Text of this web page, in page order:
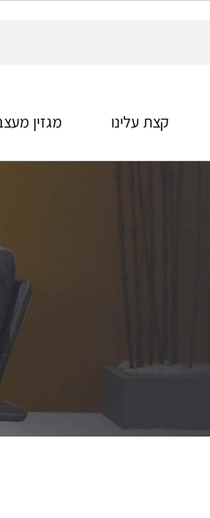
קצת עלינו מגזין